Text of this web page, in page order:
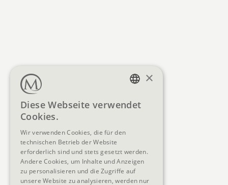
×
Diese Webseite verwendet
Cookies.
Wir verwenden Cookies, die für den
technischen Betrieb der Website
erforderlich sind und stets gesetzt werden.
Andere Cookies, um Inhalte und Anzeigen
zu personalisieren und die Zugriffe auf
unsere Website zu analysieren, werden nur